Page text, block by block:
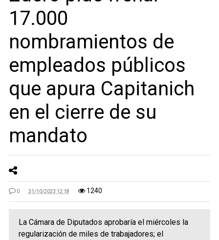
17.000
nombramientos de
empleados públicos
que apura Capitanich
en el cierre de su
mandato
0 31/10/2023 12:18 1240
La Cámara de Diputados aprobaría el miércoles la
regularización de miles de trabajadores; el